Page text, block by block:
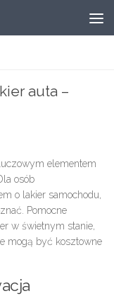
auta –
elementem
osób
o lakier samochodu,
Pomocne
w świetnym stanie,
mogą być kosztowne